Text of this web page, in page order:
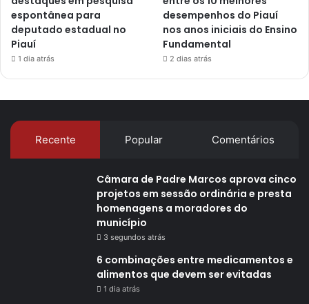
espontânea para
deputado estadual no
Piauí
1 dia atrás
desempenhos do Piauí
nos anos iniciais do Ensino
Fundamental
2 dias atrás
Recente Popular Comentários
Câmara de Padre Marcos aprova cinco
projetos em sessão ordinária e presta
homenagens a moradores do
município
3 segundos atrás
6 combinações entre medicamentos e
alimentos que devem ser evitadas
1 dia atrás